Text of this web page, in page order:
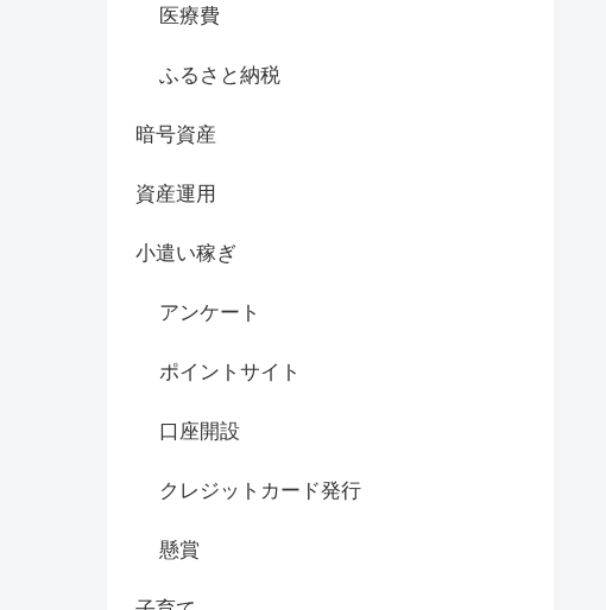
医療費
ふるさと納税
暗号資産
資産運用
小遣い稼ぎ
アンケート
ポイントサイト
口座開設
クレジットカード発行
懸賞